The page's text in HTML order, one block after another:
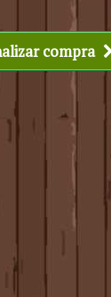
compra